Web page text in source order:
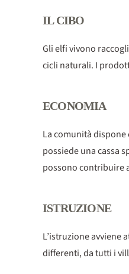
IL CIBO
Gli elfi vivono
cicli naturali. I
ECONOMIA
La comunità
possiede una cassa
possono contribuire
ISTRUZIONE
L’istruzione avviene
differenti, da tutti i